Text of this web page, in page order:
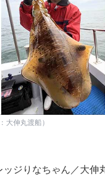
大伸丸渡船）
ッジりなちゃん／大伸